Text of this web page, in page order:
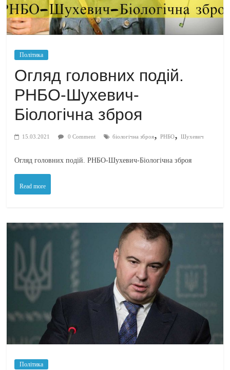
Політика
Огляд головних подій.
РНБО-Шухевич-
Біологічна зброя
15.03.2021 0 Comment біологічна зброя,РНБО,Шухевич
Огляд головних подій. РНБО-Шухевич-Біологічна зброя
Read more
Політика